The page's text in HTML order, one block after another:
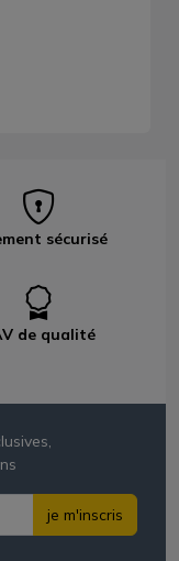
sécurisé
de qualité
je m'inscris